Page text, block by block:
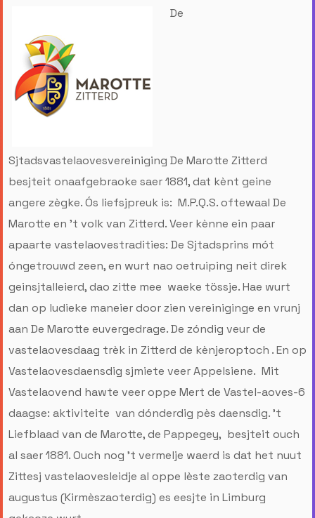
De
Sjtadsvastelaovesvereiniging De Marotte Zitterd
besjteit onaafgebraoke saer 1881, dat kènt geine
angere zègke. Ós liefsjpreuk is: M.P.Q.S. oftewaal De
Marotte en ’t volk van Zitterd. Veer kènne ein paar
apaarte vastelaovestradities: De Sjtadsprins mót
óngetrouwd zeen, en wurt nao oetruiping neit direk
geinsjtalleierd, dao zitte mee waeke tössje. Hae wurt
dan op ludieke maneier door zien vereiniginge en vrunj
aan De Marotte euvergedrage. De zóndig veur de
vastelaovesdaag trèk in Zitterd de kènjeroptoch . En op
Vastelaovesdaensdig sjmiete veer Appelsiene. Mit
Vastelaovend hawte veer oppe Mert de Vastel-aoves-6
daagse: aktiviteite van dónderdig pès daensdig. ’t
Liefblaad van de Marotte, de Pappegey, besjteit ouch
al saer 1881. Ouch nog ’t vermelje waerd is dat het nuut
Zittesj vastelaovesleidje al oppe lèste zaoterdig van
augustus (Kirmèszaoterdig) es eesjte in Limburg